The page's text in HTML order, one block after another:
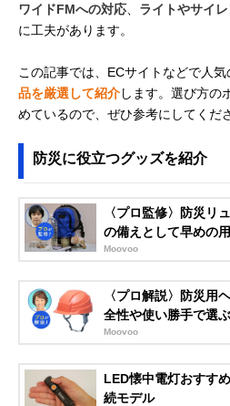
ワイドFMへの対応
ライトやサイ
に工夫があります。
この記事では、ECサイトなどで人気
品を厳選して紹介します。選び方の
めているので、ぜひ参考にしてくだ
防災に役立つグッズを紹介
〈プロ監修〉防災リ
の備えとして早めの
Moovoo
〈プロ解説〉防災用
全性や使い勝手で選ぶ
Moovoo
LED懐中電灯おすす
続モデル